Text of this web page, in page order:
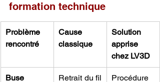
formation technique
Problème
rencontré
Cause
classique
Solution
apprise
chez LV3D
Buse
Retrait du fil
Procédure